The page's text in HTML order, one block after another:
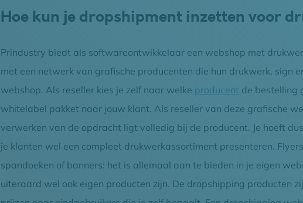
Hoe kun je dropshipment inzetten voor
Prindustry biedt als softwareontwikkelaar een webshop met
met een netwerk van grafische producenten die hun drukwerk,
webshop. Als reseller kies je zelf naar welke producent de bestelling
whitelabel pakket naar jouw klant. Als reseller van deze grafische
verwerken van de opdracht ligt volledig bij de producent. Je hoeft
je klanten wel een compleet drukwerkassortiment presenteren.
spandoeken of banners: het is allemaal aan te bieden in je eigen
uiteraard wel ook eigen producten zijn. De dropshipping producten